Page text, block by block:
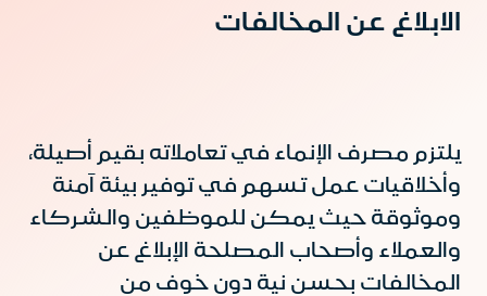
الابلاغ عن المخالفات
يلتزم مصرف الإنماء في تعاملاته بقيم أصيلة،
وأخلاقيات عمل تسهم في توفير بيئة آمنة
وموثوقة حيث يمكن للموظفين والشركاء
والعملاء وأصحاب المصلحة الإبلاغ عن
المخالفات بحسن نية دون خوف من